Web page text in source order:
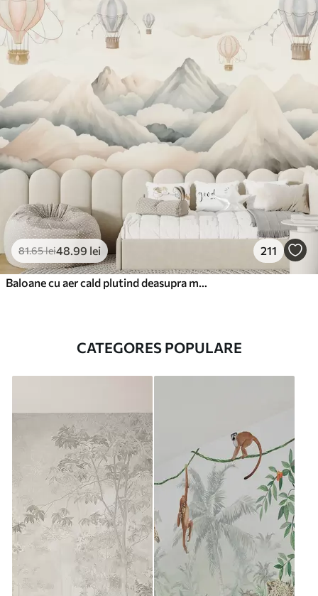
81.65lei48 .99 lei 211
CATEGORES POPULARE